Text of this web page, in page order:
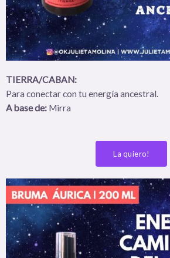
TIERRA/CABAN:
Para conectar con tu energía ancestral.
A base de: Mirra
La quiero!